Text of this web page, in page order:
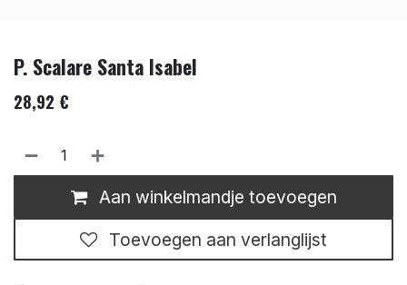
P. Scalare Santa Isabel
28,92 €
Aan winkelmandje toevoegen
Toevoegen aan verlanglijst